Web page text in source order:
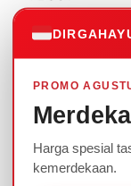
Tas Travel
medis klub
member
TAGANA,
lapangan,dll.
Spesifikasi :
PROMO
Harga spesial
kemerdekaan.